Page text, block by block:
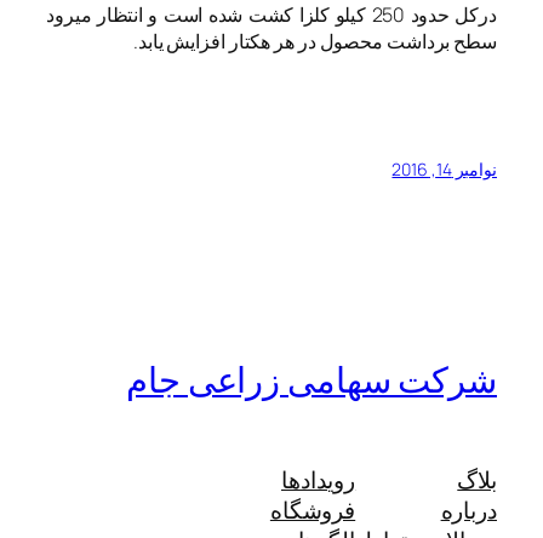
درکل حدود 250 کیلو کلزا کشت شده است و انتظار میرود
سطح برداشت محصول در هر هکتار افزایش یابد.
نوامبر 14, 2016
شرکت سهامی زراعی جام
بلاگ
درباره
رویدادها
فروشگاه